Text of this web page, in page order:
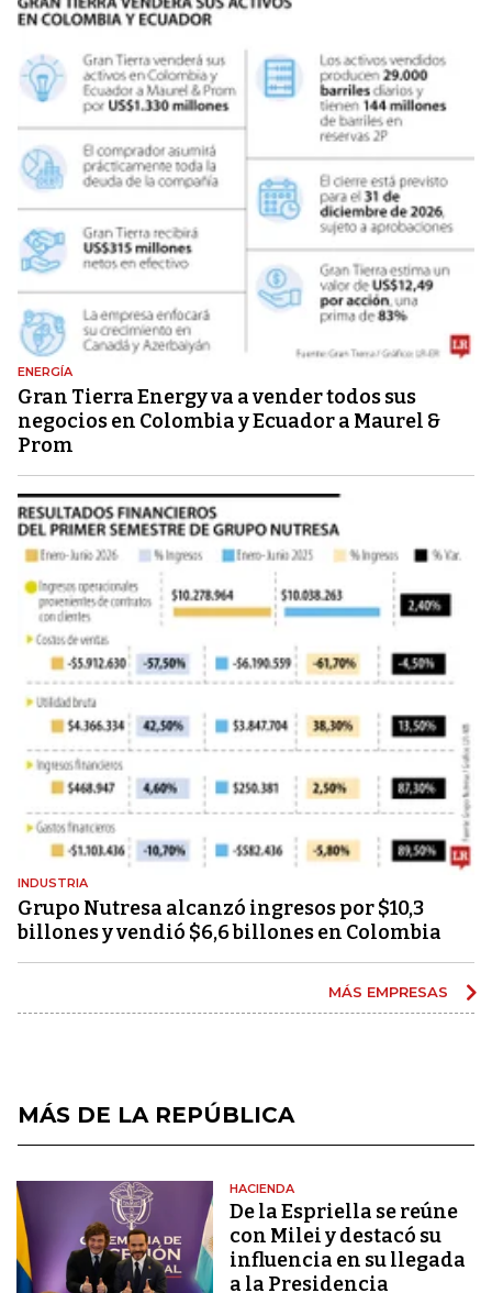
ENERGÍA
Gran Tierra Energy va a vender todos sus
negocios en Colombia y Ecuador a Maurel &
Prom
INDUSTRIA
Grupo Nutresa alcanzó ingresos por $10,3
billones y vendió $6,6 billones en Colombia
MÁS EMPRESAS
MÁS DE LA REPÚBLICA
HACIENDA
De la Espriella se reúne
con Milei y destacó su
influencia en su llegada
a la Presidencia